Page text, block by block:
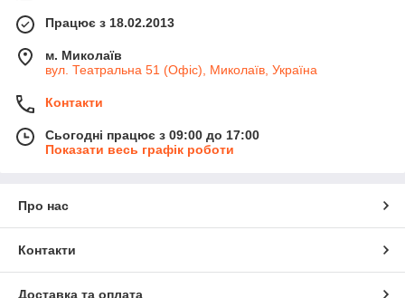
Працює з 18.02.2013
м. Миколаїв
вул. Театральна 51 (Офіс), Миколаїв, Україна
Контакти
Сьогодні працює з 09:00 до 17:00
Показати весь графік роботи
Про нас
Контакти
Доставка та оплата